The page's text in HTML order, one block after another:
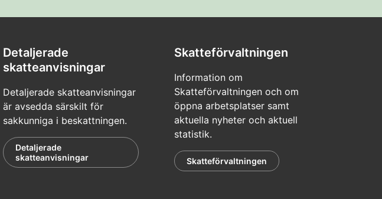
Detaljerade
skatteanvisningar
Detaljerade skatteanvisningar
är avsedda särskilt för
sakkunniga i beskattningen.
Detaljerade
skatteanvisningar
Skatteförvaltningen
Information om
Skatteförvaltningen och om
öppna arbetsplatser samt
aktuella nyheter och aktuell
statistik.
Skatteförvaltningen